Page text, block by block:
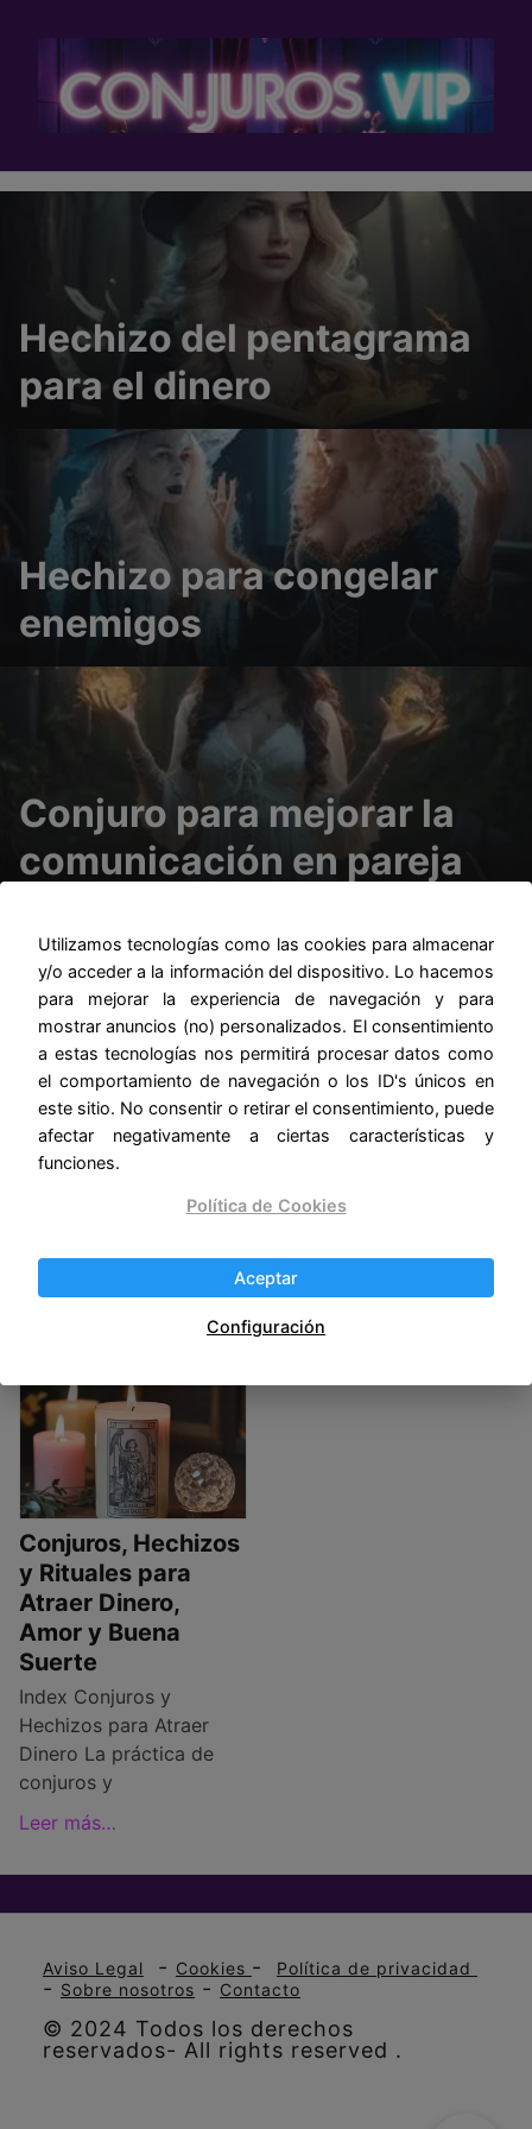
content
Hechizo del pentagrama
para el dinero
Hechizo para congelar
enemigos
Conjuro para mejorar la
comunicación en pareja
Blog
Baño de limón para
cortar la mala
suerte
Index Este baño de limón
suerte es excelente
Leer más…
Blog
Inicio
Index Bienvenidos a
donde tus sueños se
Leer más…
Conjuros, Hechizos
y Rituales para
Atraer Dinero,
Amor y Buena
Suerte
Index Conjuros y
Hechizos para Atraer
Dinero La práctica de
conjuros y
Leer más…
Aviso Legal - Cookies - Política de privacidad
- Sobre nosotros - Contacto
© 2024 Todos los derechos
reservados- All rights reserved .
Utilizamos tecnologías como las cookies para almacenar
y/o acceder a la información del dispositivo. Lo hacemos
para mejorar la experiencia de navegación y para
mostrar anuncios (no) personalizados. El consentimiento
a estas tecnologías nos permitirá procesar datos como
el comportamiento de navegación o los ID's únicos en
este sitio. No consentir o retirar el consentimiento, puede
afectar negativamente a ciertas características y
funciones.
Política de Cookies
Aceptar
Configuración